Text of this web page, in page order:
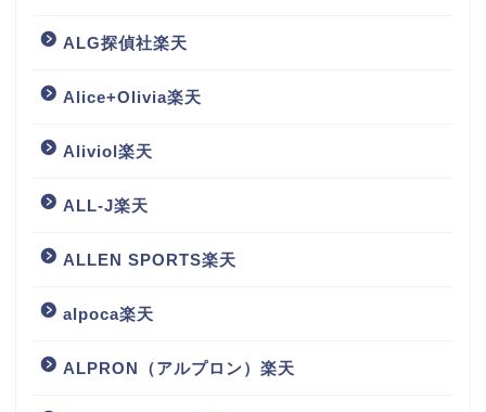
ALG探偵社楽天
Alice+Olivia楽天
Aliviol楽天
ALL-J楽天
ALLEN SPORTS楽天
alpoca楽天
ALPRON（アルプロン）楽天